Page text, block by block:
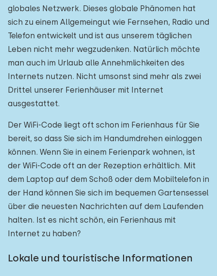
globales Netzwerk. Dieses globale Phänomen hat
sich zu einem Allgemeingut wie Fernsehen, Radio und
Telefon entwickelt und ist aus unserem täglichen
Leben nicht mehr wegzudenken. Natürlich möchte
man auch im Urlaub alle Annehmlichkeiten des
Internets nutzen. Nicht umsonst sind mehr als zwei
Drittel unserer Ferienhäuser mit Internet
ausgestattet.
Der WiFi-Code liegt oft schon im Ferienhaus für Sie
bereit, so dass Sie sich im Handumdrehen einloggen
können. Wenn Sie in einem Ferienpark wohnen, ist
der WiFi-Code oft an der Rezeption erhältlich. Mit
dem Laptop auf dem Schoß oder dem Mobiltelefon in
der Hand können Sie sich im bequemen Gartensessel
über die neuesten Nachrichten auf dem Laufenden
halten. Ist es nicht schön, ein Ferienhaus mit
Internet zu haben?
Lokale und touristische Informationen